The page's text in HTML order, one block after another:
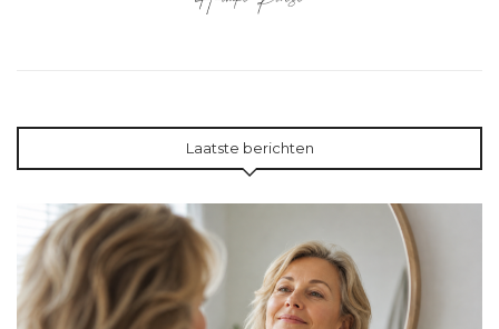
Laatste berichten